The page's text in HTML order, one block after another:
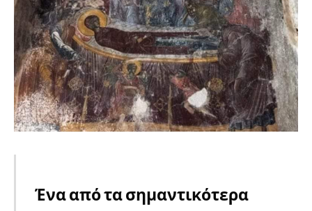
Ένα από τα σημαντικότερα